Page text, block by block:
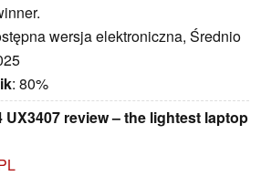
wersja elektroniczna, Średnio
: 80%
review – the lightest laptop